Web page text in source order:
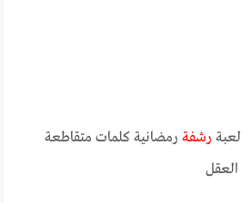
رشفة رمضانية كلمات متقاطعة
العقل